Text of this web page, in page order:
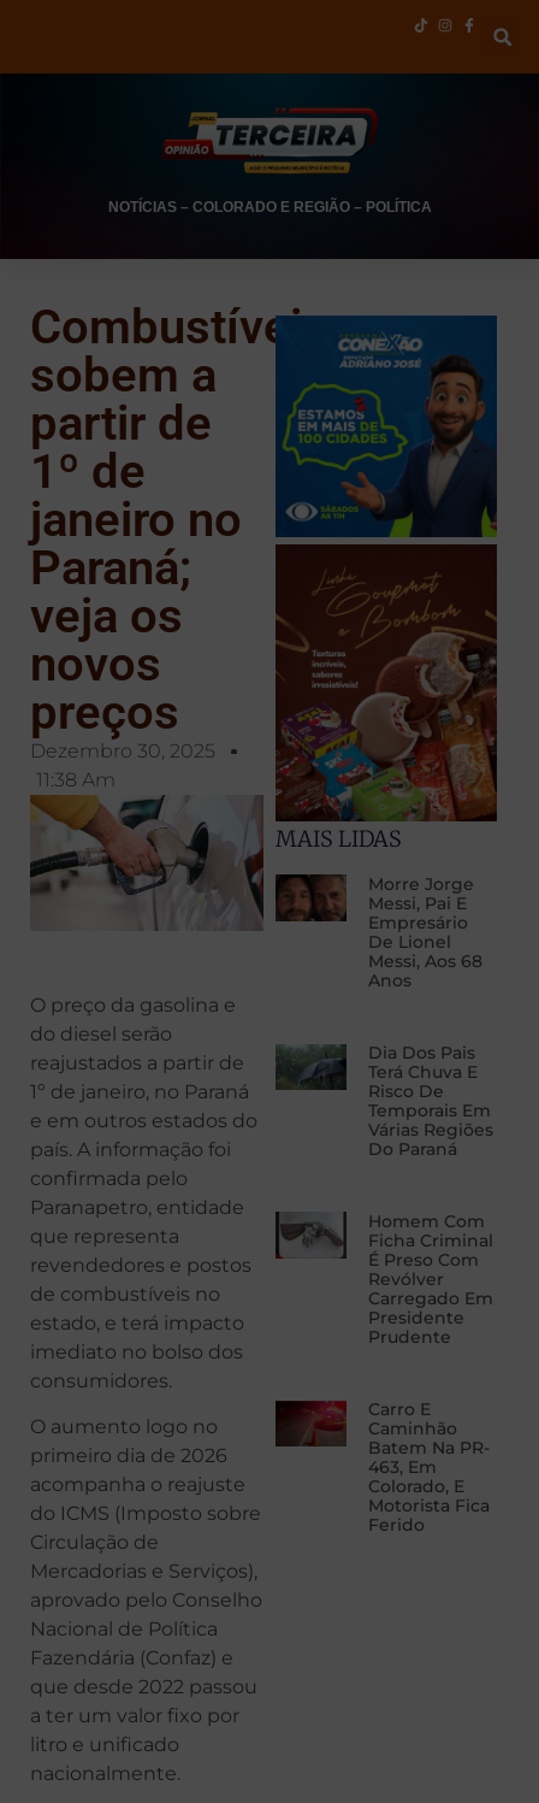
NOTÍCIAS– COLORADO E REGIÃO– POLÍTICA
Combustíveis
sobem a
partir de
1º de
janeiro no
Paraná;
veja os
novos
preços
Dezembro 30, 2025
11:38 Am
O preço da gasolina e
do diesel serão
reajustados a partir de
1º de janeiro, no Paraná
e em outros estados do
país. A informação foi
confirmada pelo
Paranapetro, entidade
que representa
revendedores e postos
de combustíveis no
estado, e terá impacto
imediato no bolso dos
consumidores.
O aumento logo no
primeiro dia de 2026
acompanha o reajuste
do ICMS (Imposto sobre
Circulação de
Mercadorias e Serviços),
aprovado pelo Conselho
Nacional de Política
Fazendária (Confaz) e
que desde 2022 passou
a ter um valor fixo por
litro e unificado
nacionalmente.
MAIS LIDAS
Morre Jorge
Messi, Pai E
Empresário
De Lionel
Messi, Aos 68
Anos
Dia Dos Pais
Terá Chuva E
Risco De
Temporais Em
Várias Regiões
Do Paraná
Homem Com
Ficha Criminal
É Preso Com
Revólver
Carregado Em
Presidente
Prudente
Carro E
Caminhão
Batem Na PR-
463, Em
Colorado, E
Motorista Fica
Ferido